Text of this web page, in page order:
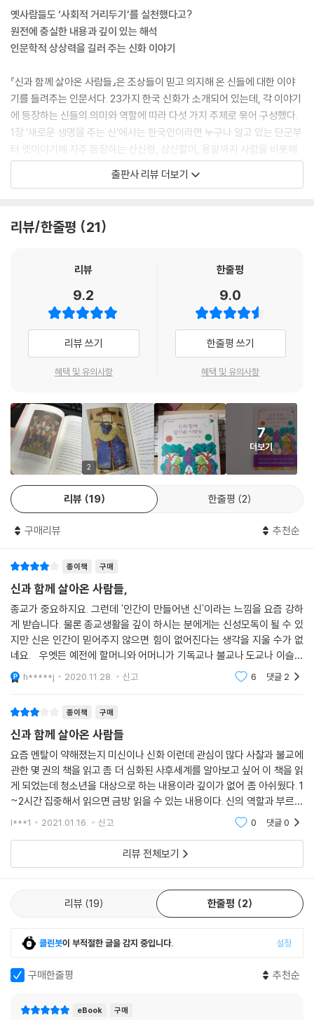
것을 넣기도 했어. 지푸라기로 만든 씨오쟁이를 삼신이라고 생각하고 걸어
두기도 했지. 그래서 삼신은 모시는 사람에 따라서 다 다를 수밖에 없었어.
이모, 근데 살짝 헷갈리네. 삼신이라는 것은 쌀이나 실 같은 것을 넣어 둔
야? 그렇지. 삼신할미는 삼신을 인격화해서 표현한 것이라고 할 수 있어.
아기를 갖게 해 주고 아기가 잘 성장하도록 돕는 신이기 때문에 자상한 할
머니처럼 생각한 것이야. 그러니까 사람들은 삼신 앞에서 기도를 하면서도
머릿속으로는 자상한 할머니 얼굴을 떠올린 것이지.
--- p.46
옛날 사람들은 죽은 자의 영혼이 별이 된다고 생각했어. 사람이 죽으면 그
의 영혼인 ‘혼불’이 빠져나가는데, 그 혼불이라는 것이 작은 별처럼 생긴 빛
로 본 거야. 보통 별은 계절이나 시간에 따라 사라지기도 하거든. 근데 늘
들은 큰 병이 없이 잘 크며 집안이 평화로워진다고 생각한 거야. 효자라고
소문이 난 사람들은 집 근처에 칠성당을 지어 놓고 날마다 부모님의 장수
를 기도했지. 집 근처에 있는 칠성당은 효자의 상징이었어. 민속박물관에
가면 칠성당 사진을 볼 수가 있는데, 보통 우물처럼 동그랗게 돌을 쌓아서
만들었어. 그것도 지역에 따라 다르단다. 그냥 헛간처럼 거적만 덮어 놓은
곳도 있고, 암자처럼 근사하게 지어 놓은 곳도 있지.
천연두에 걸린 사람은 열이 나면서 막 헛소리를 한단다. 그걸 본 사람들은
천연두라는 신이 사람 몸에 들어와서 말하는 것이라고 생각했어. 전염병을
하나의 신으로 생각한 것이지. 그렇지 않고서야 온갖 신을 이겨 낼 수 없다
고 생각한 거야. 앞에 있는 그림 [무신도 호구아씨]를 보면 여자들이 있지?
그중 가운데 서 있는 여자가 마마신이야. 말도 안 돼요! 전염병을 여왕처럼
모시다니……. 어떻게 전염병을 여왕으로 모실 수가 있을까? 옷차림도 엄
청 화려하네요.
아할 거 아니야? 생각해 보렴. 너희가 마마신이라면 자기 얼굴을 악마처럼
그리거나 못생기고 밉게 그리면 좋겠니? 그거랑 똑같은 이치란다. 입고 있
는 옷을 보면 대단히 신분이 높은 사람으로 그려졌지. 평민은 저런 옷을 입
을 수가 없다는 거 알지? 마마신은 왕비나 쓰고 다닐 법한 화려한 모자를
쓰고 있는데 실제로 왕비만큼이나 예우했단다. 그래서 천연두를 마마라고
부르는 거야. 상감마마, 대비마마, 중전마마 하고 부르듯이 ‘천연두마마’ 하
고 부른 것이지. 그러다가 천연두라는 말은 빼고 그냥 마마라고 한 거야.
--- p.126
이순신은 왜군과 몇 차례 전쟁에서 공을 세웠음에도 불구하고 여러 차례
모략을 당해서 죽을 고비를 넘기고는 마지막 전투에서 장렬하게 죽잖아?
죽어 가면서도 자신을 모함한 이들을 탓하지 않고 나라와 백성들만 생각했
어. 그런 이순신의 마음이 모두를 감동시켰고 죽은 뒤에도 위대한 신으로
탄생하게 됐지. 신이 되려면 여러 가지 요소가 있어야 하지만 결국 뭔가 한
(恨)이 있어야 하는 거야. 앞서 말한 최영은 자신이 모시고 있는 왕이 아무
런 힘이 없다는 것을 알면서도 끝내 이성계 쪽으로 붙지 않아. 이성계에게
충성하면 엄청난 부와 명예가 따른다는 것을 알면서도 타협하지 않지. 또
한 이성계를 거부하면 당연히 죽음이 뒤따른다는 것을 알면서도 그 길을
걸어간 거야. 그런 충성과 절개는 많은 사람들을 감동시켰고, 그래서 사람
옛사람들도 ‘사회적 거리두기’를 실천했다고?
원전에 충실한 내용과 깊이 있는 해석
인문학적 상상력을 길러 주는 신화 이야기
『신과 함께 살아온 사람들』은 조상들이 믿고 의지해 온 신들에 대한 이야
기를 들려주는 인문서다. 23가지 한국 신화가 소개되어 있는데, 각 이야기
에 등장하는 신들의 의미와 역할에 따라 다섯 가지 주제로 묶어 구성했다.
1장 ‘새로운 생명을 주는 신’에서는 한국인이라면 누구나 알고 있는 단군부
터 옛이야기에 자주 등장하는 산신령, 삼신할미, 용왕까지 사람을 비롯해
동식물의 생명을 책임지는 신들을 다룬다. 2장 ‘오래오래 살게 해 주는
신’은 옛 사람들의 장수에 대한 소망이 투영된 신들이 등장한다. 신이 된 밤
아 있는 신들을 만날 수 있다. 춤, 노래, 악기까지 다재다능한 예능신이 있
력을 불러일으키는 이야기가 기다리고 있다. 4장 ‘나쁜 귀신을 막아 주는
신’은 집을 지키는 신뿐만 아니라 무덤, 절 등 다양한 공간을 수호해 주는
신들이 등장한다. 조상들이 어떤 의미와 마음에서 이런 신들을 만들어 냈
는지 살펴보는 재미가 있다. 5장 ‘죽어서 다시 신으로 환생한 사람들’에서
는 실제로 삶을 살아간 사람이지만 죽어서 신으로 모셔진 이들을 다룬다.
지게 되었는지에 대해 주목한다. 이렇듯 한국 신화에 등장하는 신들은 왜
이런 의미와 역할을 담당하는지, 사람들이 왜 이들을 모시게 되었는지 등
저마다의 사연이 있다. 이와 같은 신들의 이야기에는 조상들의 생각이 오
롯이 담겨 있어 오늘날의 우리에게 새로운 인문학적 상상력을 불어 넣어준
다.
출판사 리뷰 더보기
리뷰/한줄평 21
리뷰
9.2
리뷰 쓰기
혜택 및 유의사항
한줄평
9.0
한줄평 쓰기
혜택 및 유의사항
2
7
더보기
리뷰 19 한줄평 2
구매리뷰 추천순
종이책 구매
신과 함께 살아온 사람들,
종교가 중요하지요. 그런데 '인간이 만들어낸 신'이라는 느낌을 요즘 강하
게 받습니다. 물론 종교생활을 깊이 하시는 분에게는 신성모독이 될 수 있
지만 신은 인간이 믿어주지 않으면 힘이 없어진다는 생각을 지울 수가 없
네요. 우엣든 예전에 할머니와 어머니가 기독교나 불교나 도교나 이슬람
교라는 신자, 신, 성서 같은 개념 이전에 믿고 기원하던 존재에 대해 알아보
고 되짚어보
h*****j 2020.11.28. 신고 6 댓글 2
종이책 구매
신과 함께 살아온 사람들
요즘 멘탈이 약해졌는지 미신이나 신화 이런데 관심이 많다 사찰과 불교에
관한 몇 권의 책을 읽고 좀 더 심화된 사후세계를 알아보고 싶어 이 책을 읽
게 되었는데 청소년을 대상으로 하는 내용이라 깊이가 없어 좀 아쉬웠다. 1
~2시간 집중해서 읽으면 금방 읽을 수 있는 내용이다. 신의 역할과 부르는
이름이 서로 비슷한 것이 많아 헷갈리는데 그런 걸 정리하는 데 도움을 준
l***1 2021.01.16. 신고 0 댓글0
리뷰 전체보기
리뷰 19 한줄평 2
클린봇이 부적절한 글을 감지 중입니다. 설정
구매한줄평 추천순
eBook 구매